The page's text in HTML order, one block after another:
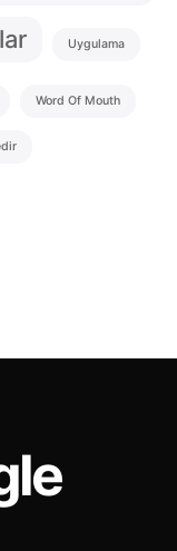
Uygulama
Word Of Mouth